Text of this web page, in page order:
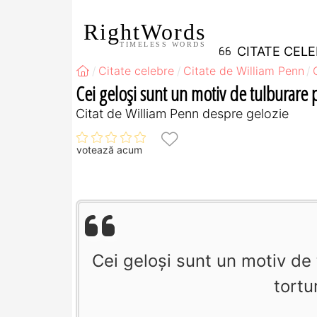
RightWords
TIMELESS WORDS CITATE
Citate celebre Citate de William Penn
Cei geloşi sunt un motiv de
Citat de William Penn despre gelozie
votează acum
Cei geloşi sunt un motiv